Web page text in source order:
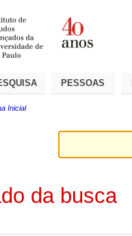
PESSOAS
Inicial
da busca